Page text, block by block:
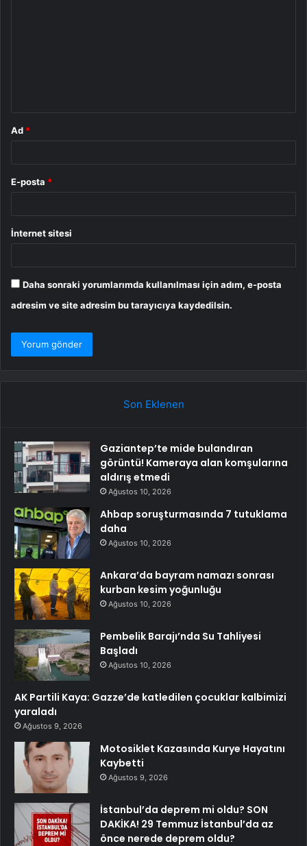
Ad *
E-posta *
İnternet sitesi
Daha sonraki yorumlarımda kullanılması için adım, e-posta
adresim ve site adresim bu tarayıcıya kaydedilsin.
Son Eklenen
Gaziantep’te mide bulandıran
görüntü! Kameraya alan komşularına
aldırış etmedi
Ağustos 10, 2026
Ahbap soruşturmasında 7 tutuklama
daha
Ağustos 10, 2026
Ankara’da bayram namazı sonrası
kurban kesim yoğunluğu
Ağustos 10, 2026
Pembelik Barajı’nda Su Tahliyesi
Başladı
Ağustos 10, 2026
AK Partili Kaya: Gazze’de katledilen çocuklar kalbimizi
yaraladı
Ağustos 9, 2026
Motosiklet Kazasında Kurye Hayatını
Kaybetti
Ağustos 9, 2026
İstanbul’da deprem mi oldu? SON
DAKİKA! 29 Temmuz İstanbul’da az
önce nerede deprem oldu?